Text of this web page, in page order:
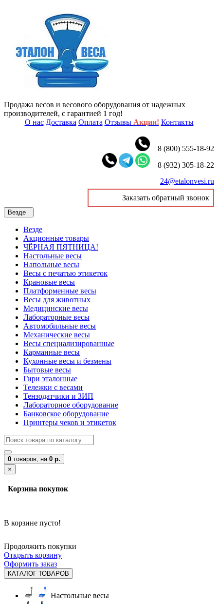
Продажа весов и весового оборудования от надежных
производителей, с гарантией 1 год!
О нас Доставка Оплата Отзывы Акции! Контакты
8 (800) 555-18-92
8 (932) 305-18-22
24@etalonvesi.ru
Заказать обратный звонок
Везде
Везде
Акционные товары
ЧЁРНАЯ ПЯТНИЦА!
Настольные весы
Напольные весы
Весы с печатью этикеток
Крановые весы
Платформенные весы
Весы для животных
Медицинские весы
Лабораторные весы
Автомобильные весы
Механические весы
Весы специализированные
Карманные весы
Кухонные весы и безмены
Бытовые весы
Гири эталонные
Тележки с весами
Тензодатчики и ЗИП
Лабораторное оборудование
Банковское оборудование
Принтеры чеков и этикеток
0 товаров, на 0 р.
×
Корзина покупок
В корзине пусто!
Продолжить покупки
Открыть корзину
Оформить заказ
КАТАЛОГ ТОВАРОВ
Настольные весы